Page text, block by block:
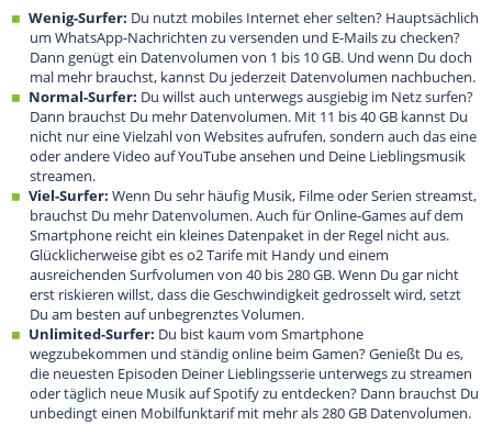
Wenig-Surfer: Du nutzt mobiles Internet eher selten? Hauptsächlich
um WhatsApp-Nachrichten zu versenden und E-Mails zu checken?
Dann genügt ein Datenvolumen von 1 bis 10 GB. Und wenn Du doch
mal mehr brauchst, kannst Du jederzeit Datenvolumen nachbuchen.
Normal-Surfer: Du willst auch unterwegs ausgiebig im Netz surfen?
Dann brauchst Du mehr Datenvolumen. Mit 11 bis 40 GB kannst Du
nicht nur eine Vielzahl von Websites aufrufen, sondern auch das eine
oder andere Video auf YouTube ansehen und Deine Lieblingsmusik
streamen.
Viel-Surfer: Wenn Du sehr häufig Musik, Filme oder Serien streamst,
brauchst Du mehr Datenvolumen. Auch für Online-Games auf dem
Smartphone reicht ein kleines Datenpaket in der Regel nicht aus.
Glücklicherweise gibt es o2 Tarife mit Handy und einem
ausreichenden Surfvolumen von 40 bis 280 GB. Wenn Du gar nicht
erst riskieren willst, dass die Geschwindigkeit gedrosselt wird, setzt
Du am besten auf unbegrenztes Volumen.
Unlimited-Surfer: Du bist kaum vom Smartphone
wegzubekommen und ständig online beim Gamen? Genießt Du es,
die neuesten Episoden Deiner Lieblingsserie unterwegs zu streamen
oder täglich neue Musik auf Spotify zu entdecken? Dann brauchst Du
unbedingt einen Mobilfunktarif mit mehr als 280 GB Datenvolumen.